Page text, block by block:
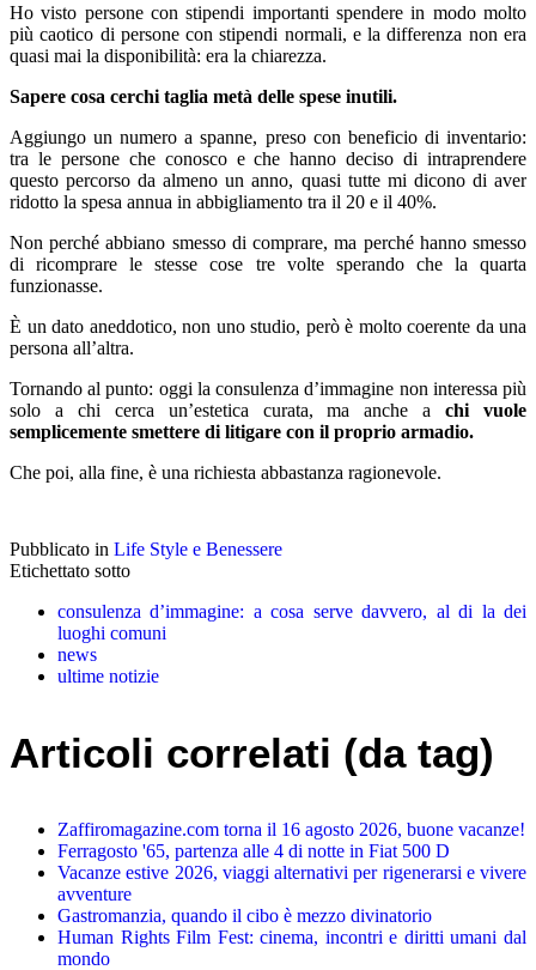
Ho visto persone con stipendi importanti spendere in modo molto
più caotico di persone con stipendi normali, e la differenza non era
quasi mai la disponibilità: era la chiarezza.
Sapere cosa cerchi taglia metà delle spese inutili.
Aggiungo un numero a spanne, preso con beneficio di inventario:
tra le persone che conosco e che hanno deciso di intraprendere
questo percorso da almeno un anno, quasi tutte mi dicono di aver
ridotto la spesa annua in abbigliamento tra il 20 e il 40%.
Non perché abbiano smesso di comprare, ma perché hanno smesso
di ricomprare le stesse cose tre volte sperando che la quarta
funzionasse.
È un dato aneddotico, non uno studio, però è molto coerente da una
persona all’altra.
Tornando al punto: oggi la consulenza d’immagine non interessa più
solo a chi cerca un’estetica curata, ma anche a chi vuole
semplicemente smettere di litigare con il proprio armadio.
Che poi, alla fine, è una richiesta abbastanza ragionevole.
Pubblicato in Life Style e Benessere
Etichettato sotto
consulenza d’immagine: a cosa serve davvero, al di la dei
luoghi comuni
news
ultime notizie
Articoli correlati (da tag)
Zaffiromagazine.com torna il 16 agosto 2026, buone vacanze!
Ferragosto '65, partenza alle 4 di notte in Fiat 500 D
Vacanze estive 2026, viaggi alternativi per rigenerarsi e vivere
avventure
Gastromanzia, quando il cibo è mezzo divinatorio
Human Rights Film Fest: cinema, incontri e diritti umani dal
mondo